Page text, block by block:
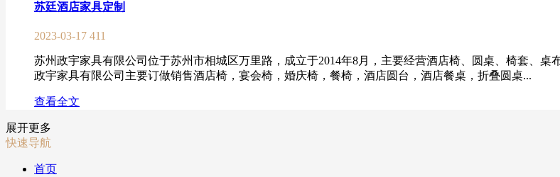
苏廷酒店家具定制
2023-03-17 411
苏州政宇家具有限公司位于苏州市相城区万里路，成立于2014年8月，主要经营酒店椅、圆桌、椅套、
政宇家具有限公司主要订做销售酒店椅，宴会椅，婚庆椅，餐椅，酒店圆台，酒店餐桌，折叠圆桌...
查看全文
展开更多
快速导航
首页